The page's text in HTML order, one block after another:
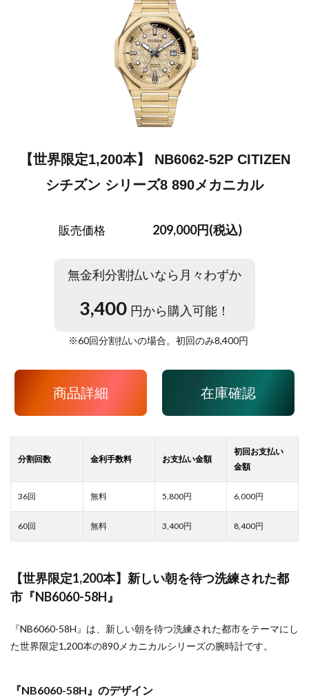
【世界限定1,200本】 NB6062-52P CITIZEN
シチズン シリーズ8 890メカニカル
販売価格 209,000円(税込)
無金利分割払いなら月々わずか
3,400 円から購入可能！
※60回分割払いの場合。初回のみ8,400円
商品詳細 在庫確認
5,800 6,000
3,400 8,400
【世界限定1,200本】新しい朝を待つ洗練された都
市『NB6060-58H』
『NB6060-58H』は、新しい朝を待つ洗練された都市をテーマにし
た世界限定1,200本の890メカニカルシリーズの腕時計です。
『NB6060-58H』のデザイン